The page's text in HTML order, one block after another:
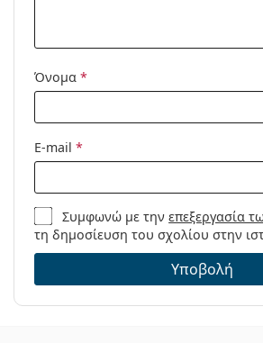
συνταγή:
Όνομα *
E-mail *
Συμφωνώ με τηνεπεξεργασία
τη δημοσίευση του σχολίου στην
Υποβολή